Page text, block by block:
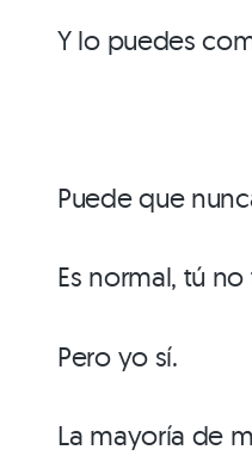
Y lo puedes
Puede que
Es normal, tú
Pero yo sí.
La mayoría de